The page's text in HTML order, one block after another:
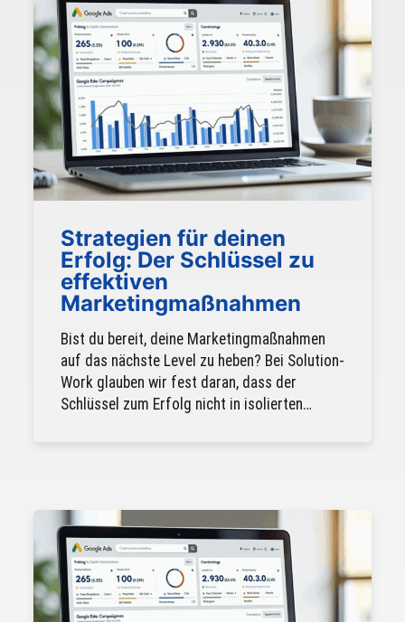
Strategien für deinen
Erfolg: Der Schlüssel zu
effektiven
Marketingmaßnahmen
Bist du bereit, deine Marketingmaßnahmen
auf das nächste Level zu heben? Bei Solution-
Work glauben wir fest daran, dass der
Schlüssel zum Erfolg nicht in isolierten…